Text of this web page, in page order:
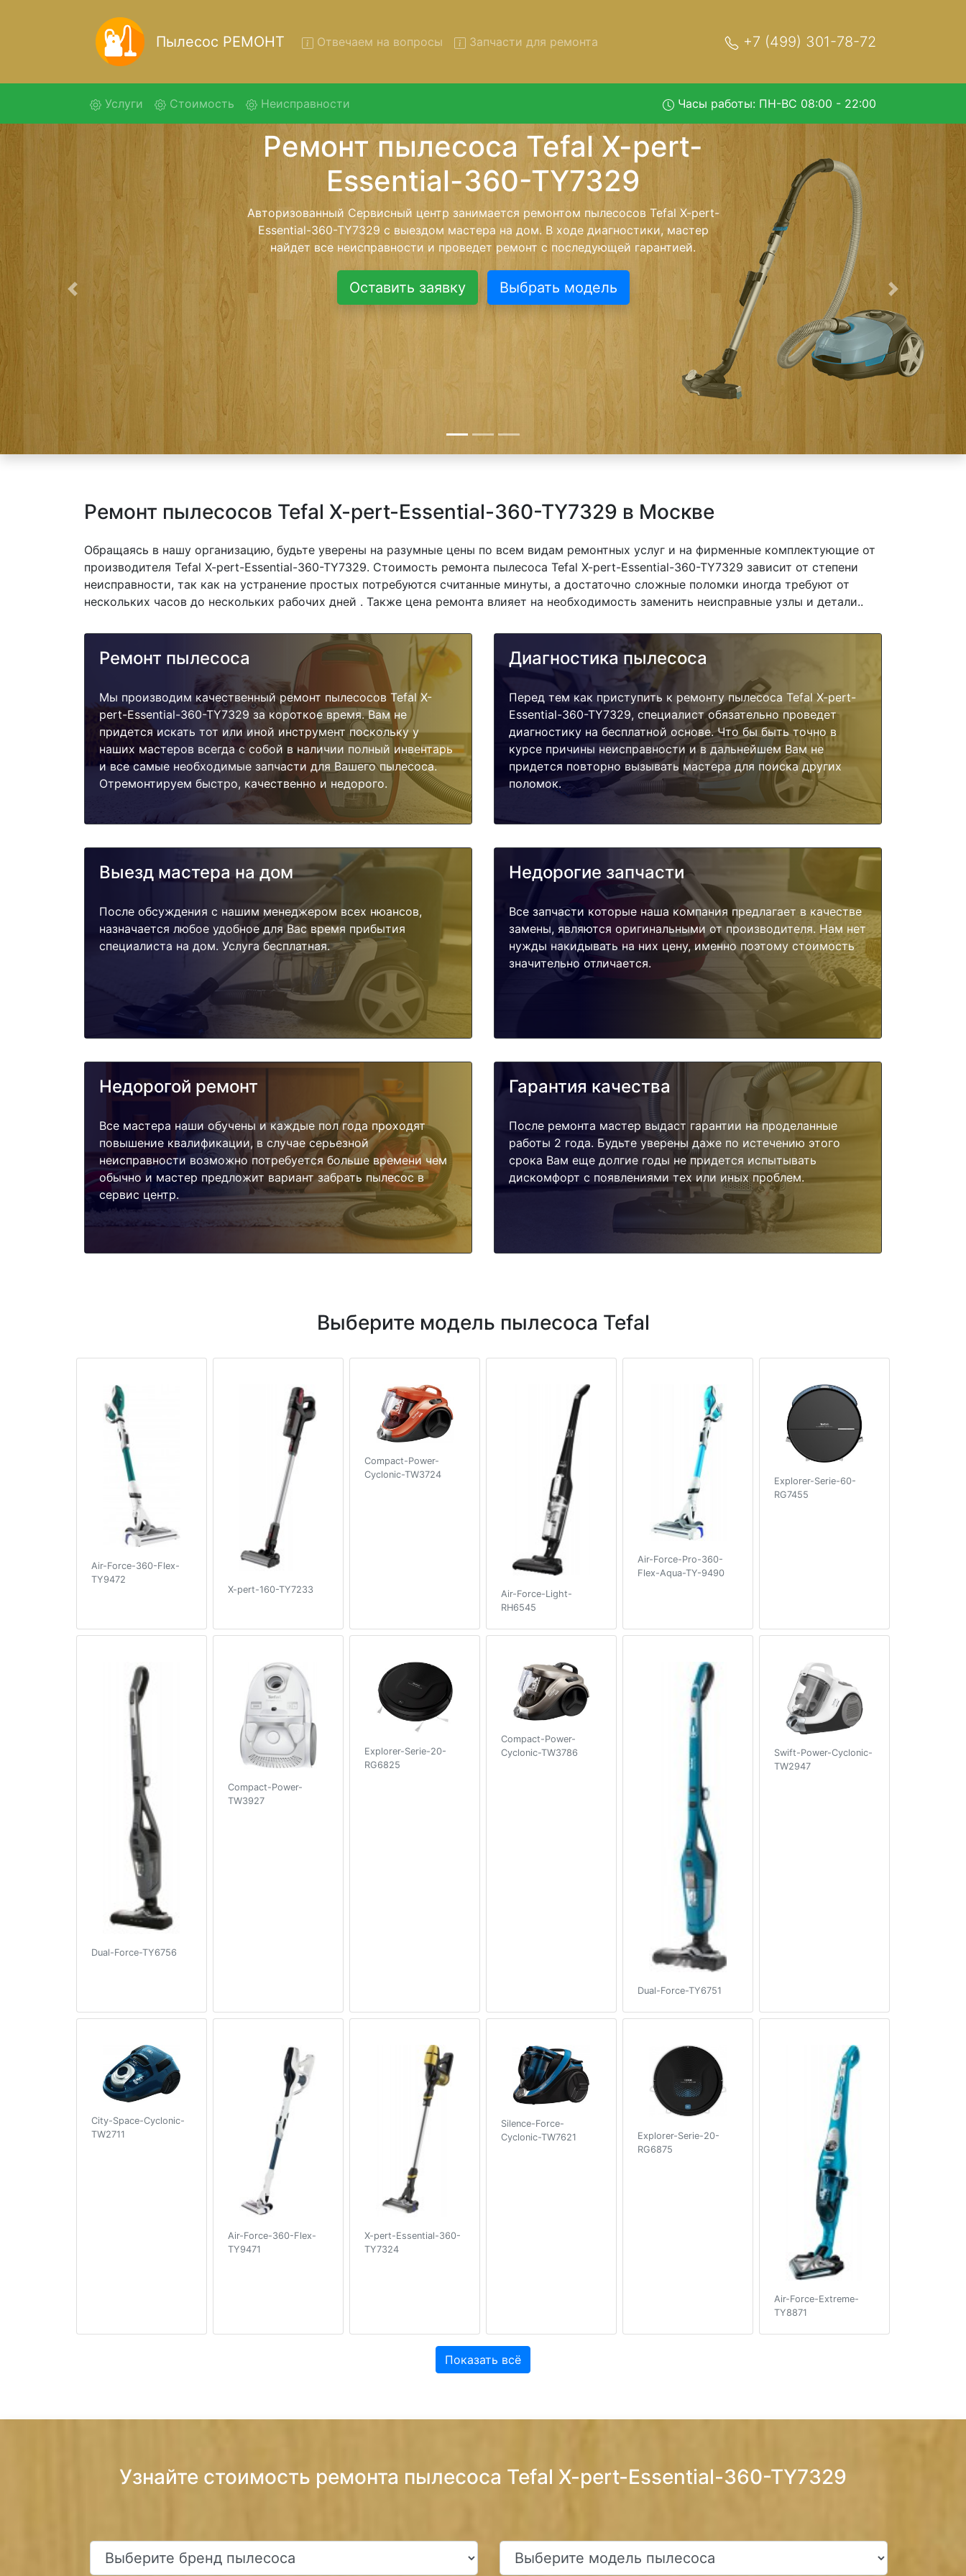
Пылесос РЕМОНТ Отвечаем на вопросы Запчасти для ремонта +7 (499) 301-78-72
Услуги (current)Стоимость Неисправности Часы работы: ПН-ВС 08:00 - 22:00
Ремонт пылесосов Tefal X-pert-Essential-
360-TY7329 с вывозом в сервис
Ремонт пылесосов Tefal X-pert-Essential-360-TY7329 с вывозом в сервисный центр
и обратно - с помощью нашей бесплатной услуги, специалист заберет Ваш пылесос
для дальнейшего более детального ремонта. Оговоренная стоимость ремонта
останется неизменно при возвращении видеотехники обратно.
Оставить заявку Выбрать модель
Предыдущая Следующая
Ремонт пылесосов Tefal X-pert-Essential-360-TY7329 в Москве
Обращаясь в нашу организацию, будьте уверены на разумные цены по всем видам ремонтных услуг и на фирменные комплектующие от
производителя Tefal X-pert-Essential-360-TY7329. Стоимость ремонта пылесоса Tefal X-pert-Essential-360-TY7329 зависит от степени
неисправности, так как на устранение простых потребуются считанные минуты, а достаточно сложные поломки иногда требуют от
нескольких часов до нескольких рабочих дней . Также цена ремонта влияет на необходимость заменить неисправные узлы и детали..
Ремонт пылесоса
Мы производим качественный ремонт пылесосов Tefal X-
pert-Essential-360-TY7329 за короткое время. Вам не
придется искать тот или иной инструмент поскольку у
наших мастеров всегда с собой в наличии полный инвентарь
и все самые необходимые запчасти для Вашего пылесоса.
Отремонтируем быстро, качественно и недорого.
Диагностика пылесоса
Перед тем как приступить к ремонту пылесоса Tefal X-pert-
Essential-360-TY7329, специалист обязательно проведет
диагностику на бесплатной основе. Что бы быть точно в
курсе причины неисправности и в дальнейшем Вам не
придется повторно вызывать мастера для поиска других
поломок.
Выезд мастера на дом
После обсуждения с нашим менеджером всех нюансов,
назначается любое удобное для Вас время прибытия
специалиста на дом. Услуга бесплатная.
Недорогие запчасти
Все запчасти которые наша компания предлагает в качестве
замены, являются оригинальными от производителя. Нам нет
нужды накидывать на них цену, именно поэтому стоимость
значительно отличается.
Недорогой ремонт
Все мастера наши обучены и каждые пол года проходят
повышение квалификации, в случае серьезной
неисправности возможно потребуется больше времени чем
обычно и мастер предложит вариант забрать пылесос в
сервис центр.
Гарантия качества
После ремонта мастер выдаст гарантии на проделанные
работы 2 года. Будьте уверены даже по истечению этого
срока Вам еще долгие годы не придется испытывать
дискомфорт с появлениями тех или иных проблем.
Выберите модель пылесоса Tefal
Air-Force-360-Flex-
TY9472
X-pert-160-TY7233
Compact-Power-
Cyclonic-TW3724
Air-Force-Light-
RH6545
Air-Force-Pro-360-
Flex-Aqua-TY-9490
Explorer-Serie-60-
RG7455
Dual-Force-TY6756
Compact-Power-
TW3927
Explorer-Serie-20-
RG6825
Compact-Power-
Cyclonic-TW3786
Dual-Force-TY6751
Swift-Power-Cyclonic-
TW2947
City-Space-Cyclonic-
TW2711
Air-Force-360-Flex-
TY9471
X-pert-Essential-360-
TY7324
Silence-Force-
Cyclonic-TW7621
Explorer-Serie-20-
RG6875
Air-Force-Extreme-
TY8871
Показать всё
Узнайте стоимость ремонта пылесоса Tefal X-pert-Essential-360-TY7329